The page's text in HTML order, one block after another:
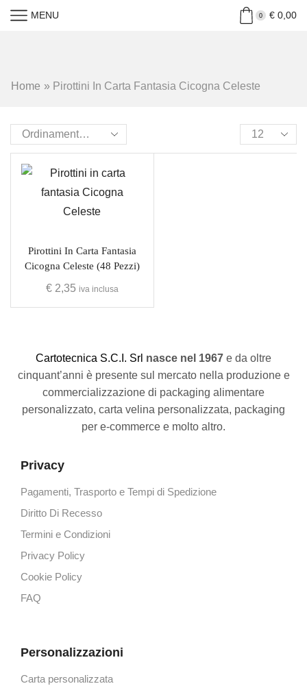
MENU 0 €0,00
Home » Pirottini In Carta Fantasia Cicogna Celeste
Pirottini In Carta Fantasia
Cicogna Celeste (48 Pezzi)
€2,35 iva inclusa
Cartotecnica S.C.I. Srl nasce nel 1967 e da oltre
cinquant’anni è presente sul mercato nella produzione e
commercializzazione di packaging alimentare
personalizzato, carta velina personalizzata, packaging
per e-commerce e molto altro.
Privacy
Pagamenti, Trasporto e Tempi di Spedizione
Diritto Di Recesso
Termini e Condizioni
Privacy Policy
Cookie Policy
FAQ
Personalizzazioni
Carta personalizzata